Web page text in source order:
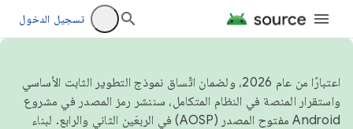
تسجيل الدخول
اعتبارًا من عام 2026، ولضمان اتّساق نموذج التطوير الثابت الأساسي
واستقرار المنصة في النظام المتكامل، سننشر رمز المصدر في مشروع
Android مفتوح المصدر (AOSP) في الربعَين الثاني والرابع. لبناء